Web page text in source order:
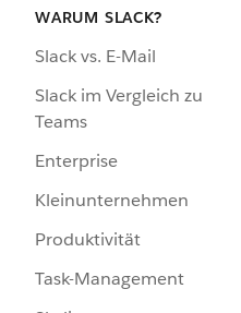
WARUM SLACK?
Slack vs. E-Mail
Slack im Vergleich zu
Teams
Enterprise
Kleinunternehmen
Produktivität
Task-Management